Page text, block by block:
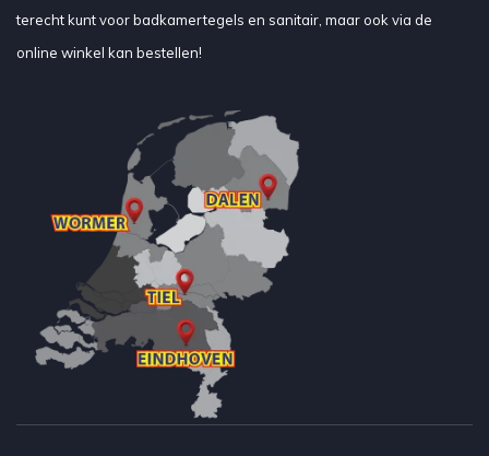
terecht kunt voor badkamertegels en sanitair, maar ook via de
online winkel kan bestellen!